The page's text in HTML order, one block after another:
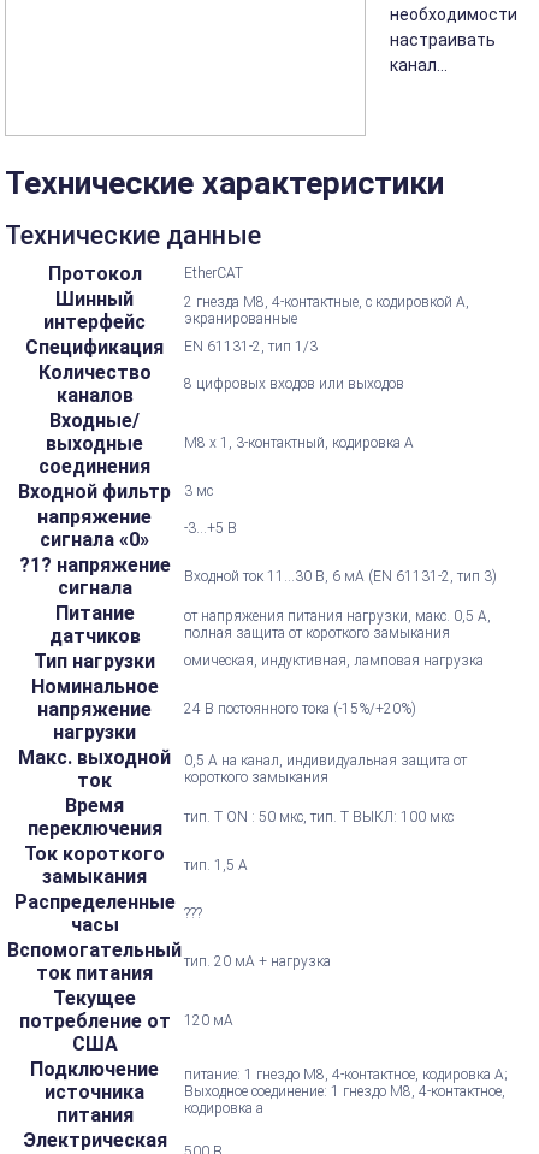
необходимости
настраивать
канал...
Технические характеристики
Технические данные
Протокол EtherCAT
Шинный
интерфейс
2 гнезда M8, 4-контактные, с кодировкой А,
экранированные
Спецификация EN 61131-2, тип 1/3
Количество
каналов
8 цифровых входов или выходов
Входные/
выходные
соединения
M8 x 1, 3-контактный, кодировка А
Входной фильтр 3 мс
напряжение
сигнала «0»
-3...+5 В
?1? напряжение
сигнала
Входной ток 11...30 В, 6 мА (EN 61131-2, тип 3)
Питание
датчиков
от напряжения питания нагрузки, макс. 0,5 А,
полная защита от короткого замыкания
Тип нагрузки омическая, индуктивная, ламповая нагрузка
Номинальное
напряжение
нагрузки
24 В постоянного тока (-15%/+20%)
Макс. выходной
ток
0,5 А на канал, индивидуальная защита от
короткого замыкания
Время
переключения
тип. T ON : 50 мкс, тип. Т ВЫКЛ: 100 мкс
Ток короткого
замыкания
тип. 1,5 А
Распределенные
часы
???
Вспомогательный
ток питания
тип. 20 мА + нагрузка
Текущее
потребление от
США
120 мА
Подключение
источника
питания
питание: 1 гнездо M8, 4-контактное, кодировка А;
Выходное соединение: 1 гнездо M8, 4-контактное,
кодировка a
Электрическая